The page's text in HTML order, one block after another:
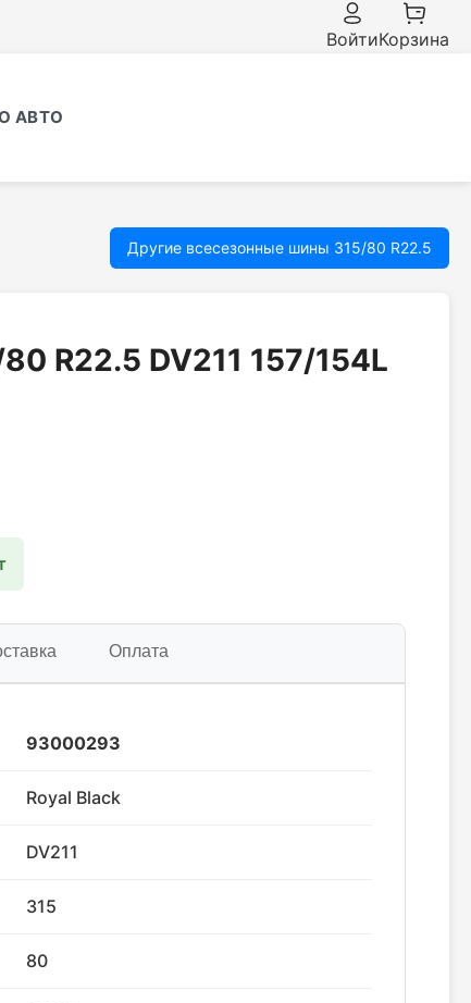
ВойтиКорзина
АВТО
Другие всесезонные шины 315/80 R22.5
R22.5 DV211 157/154L
Оплата
93000293
Royal Black
DV211
315
80